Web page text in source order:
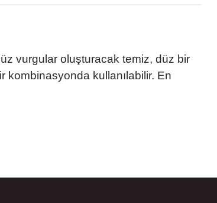
vurgular oluşturacak temiz, düz bir
kombinasyonda kullanılabilir. En